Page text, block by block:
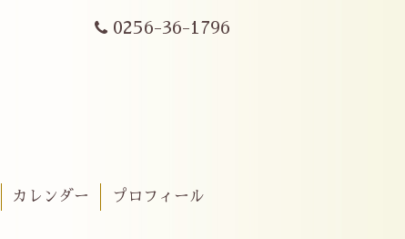
0256-36-1796
カレンダー プロフィール